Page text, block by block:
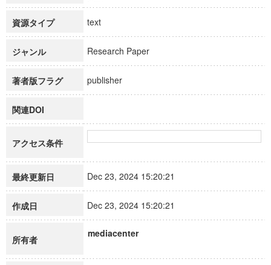
資源タイプ text
ジャンル Research Paper
著者版フラグ publisher
関連DOI
アクセス条件
最終更新日 Dec 23, 2024 15:20:21
作成日 Dec 23, 2024 15:20:21
所有者
mediacenter